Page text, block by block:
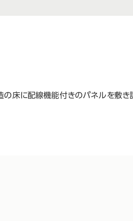
造の床に配線機能付きのパネルを敷